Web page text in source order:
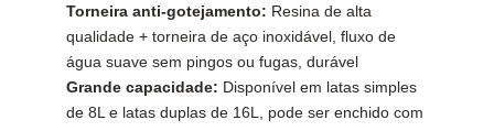
Torneira anti-gotejamento: Resina de alta
qualidade + torneira de aço inoxidável, fluxo de
água suave sem pingos ou fugas, durável
Grande capacidade: Disponível em latas simples
de 8L e latas duplas de 16L, pode ser enchido com